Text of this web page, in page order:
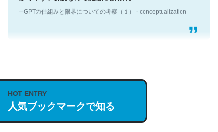
説してる記事が少ないので貴重な良記事。/続編来た
https://isobe324649.hatenablog.com/entry/2023/03/27
/064121
─GPTの仕組みと限界についての考察（１） - conceptualization
HOT ENTRY
人気ブックマークで知る